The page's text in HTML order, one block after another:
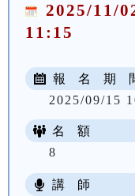
2025/11/
11:15
報 名 期
2025/09/15
名 額
8
講 師